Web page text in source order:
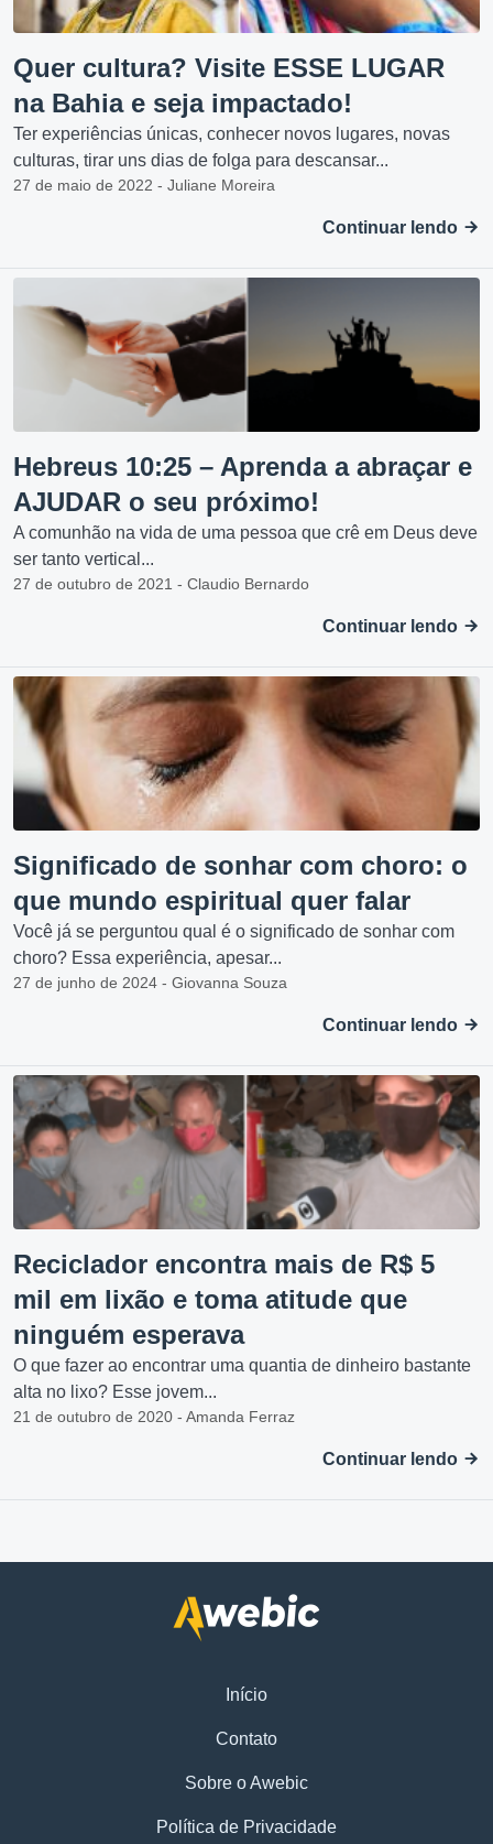
Quer cultura? Visite ESSE LUGAR
na Bahia e seja impactado!
Ter experiências únicas, conhecer novos lugares, novas
culturas, tirar uns dias de folga para descansar...
27 de maio de 2022 - Juliane Moreira
Continuar lendo
Hebreus 10:25 – Aprenda a abraçar e
AJUDAR o seu próximo!
A comunhão na vida de uma pessoa que crê em Deus deve
ser tanto vertical...
27 de outubro de 2021 - Claudio Bernardo
Continuar lendo
Significado de sonhar com choro: o
que mundo espiritual quer falar
Você já se perguntou qual é o significado de sonhar com
choro? Essa experiência, apesar...
27 de junho de 2024 - Giovanna Souza
Continuar lendo
Reciclador encontra mais de R$ 5
mil em lixão e toma atitude que
ninguém esperava
O que fazer ao encontrar uma quantia de dinheiro bastante
alta no lixo? Esse jovem...
21 de outubro de 2020 - Amanda Ferraz
Continuar lendo
Início
Contato
Sobre o Awebic
Política de Privacidade